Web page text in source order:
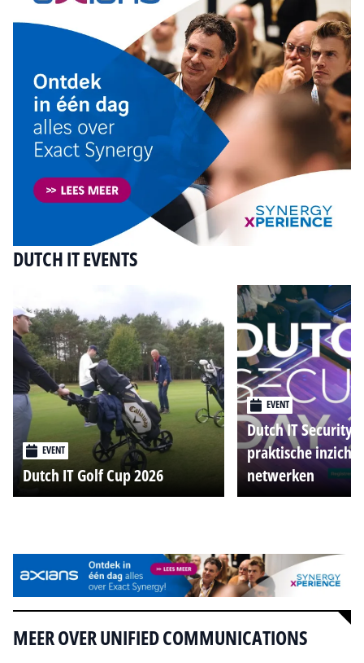
DUTCH IT EVENTS
EVENT
Dutch IT Golf Cup 2026
EVENT
Dutch IT Security
praktische
netwerken
MEER OVER UNIFIED COMMUNICATIONS